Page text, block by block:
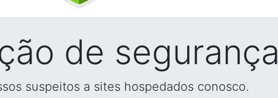
de segurança
suspeitos a sites hospedados conosco.